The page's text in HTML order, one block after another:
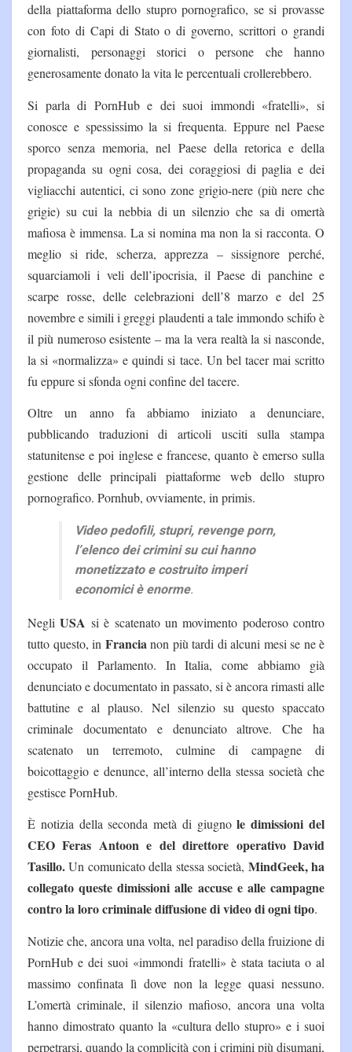
della piattaforma dello stupro pornografico, se si provasse
con foto di Capi di Stato o di governo, scrittori o grandi
giornalisti, personaggi storici o persone che hanno
generosamente donato la vita le percentuali crollerebbero.
Si parla di PornHub e dei suoi immondi «fratelli», si
conosce e spessissimo la si frequenta. Eppure nel Paese
sporco senza memoria, nel Paese della retorica e della
propaganda su ogni cosa, dei coraggiosi di paglia e dei
vigliacchi autentici, ci sono zone grigio-nere (più nere che
grigie) su cui la nebbia di un silenzio che sa di omertà
mafiosa è immensa. La si nomina ma non la si racconta. O
meglio si ride, scherza, apprezza – sissignore perché,
squarciamoli i veli dell’ipocrisia, il Paese di panchine e
scarpe rosse, delle celebrazioni dell’8 marzo e del 25
novembre e simili i greggi plaudenti a tale immondo schifo è
il più numeroso esistente – ma la vera realtà la si nasconde,
la si «normalizza» e quindi si tace. Un bel tacer mai scritto
fu eppure si sfonda ogni confine del tacere.
Oltre un anno fa abbiamo iniziato a denunciare,
pubblicando traduzioni di articoli usciti sulla stampa
statunitense e poi inglese e francese, quanto è emerso sulla
gestione delle principali piattaforme web dello stupro
pornografico. Pornhub, ovviamente, in primis.
Video pedofili, stupri, revenge porn,
l’elenco dei crimini su cui hanno
monetizzato e costruito imperi
economici è enorme.
NegliUSA si è scatenato un movimento poderoso contro
tutto questo, in Francia non più tardi di alcuni mesi se ne è
occupato il Parlamento. In Italia, come abbiamo già
denunciato e documentato in passato, si è ancora rimasti alle
battutine e al plauso. Nel silenzio su questo spaccato
criminale documentato e denunciato altrove. Che ha
scatenato un terremoto, culmine di campagne di
boicottaggio e denunce, all’interno della stessa società che
gestisce PornHub.
È notizia della seconda metà di giugnole dimissioni del
CEO Feras Antoon e del direttore operativo David
Tasillo.Un comunicato della stessa società, MindGeek, ha
collegato queste dimissioni alle accuse e alle campagne
contro la loro criminale diffusione di video di ogni tipo.
Notizie che, ancora una volta, nel paradiso della fruizione di
PornHub e dei suoi «immondi fratelli» è stata taciuta o al
massimo confinata lì dove non la legge quasi nessuno.
L’omertà criminale, il silenzio mafioso, ancora una volta
hanno dimostrato quanto la «cultura dello stupro» e i suoi
perpetrarsi, quando la complicità con i crimini più disumani,